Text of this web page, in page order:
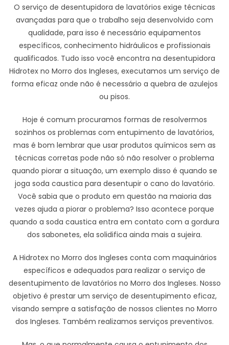
O serviço de desentupidora de lavatórios exige técnicas
avançadas para que o trabalho seja desenvolvido com
qualidade, para isso é necessário equipamentos
específicos, conhecimento hidráulicos e profissionais
qualificados. Tudo isso você encontra na desentupidora
Hidrotex no Morro dos Ingleses, executamos um serviço de
forma eficaz onde não é necessário a quebra de azulejos
ou pisos.
Hoje é comum procuramos formas de resolvermos
sozinhos os problemas com entupimento de lavatórios,
mas é bom lembrar que usar produtos químicos sem as
técnicas corretas pode não só não resolver o problema
quando piorar a situação, um exemplo disso é quando se
joga soda caustica para desentupir o cano do lavatório.
Você sabia que o produto em questão na maioria das
vezes ajuda a piorar o problema? Isso acontece porque
quando a soda caustica entra em contato com a gordura
dos sabonetes, ela solidifica ainda mais a sujeira.
A Hidrotex no Morro dos Ingleses conta com maquinários
específicos e adequados para realizar o serviço de
desentupimento de lavatórios no Morro dos Ingleses. Nosso
objetivo é prestar um serviço de desentupimento eficaz,
visando sempre a satisfação de nossos clientes no Morro
dos Ingleses. Também realizamos serviços preventivos.